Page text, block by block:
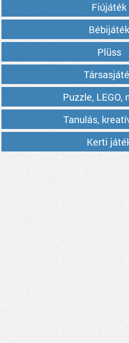
Fiújáték
Bébijáték
Plüss
Puzzle, LEGO,
Tanulás,
Kerti